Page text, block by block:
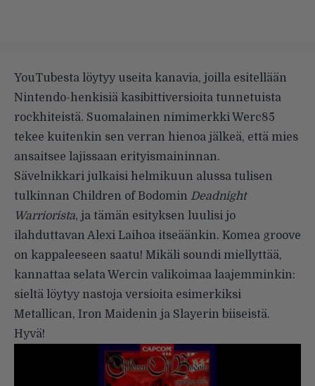
YouTubesta löytyy useita kanavia, joilla esitellään
Nintendo-henkisiä kasibittiversioita tunnetuista
rockhiteistä. Suomalainen nimimerkki Werc85
tekee kuitenkin sen verran hienoa jälkeä, että mies
ansaitsee lajissaan erityismaininnan.
Sävelnikkari julkaisi helmikuun alussa tulisen
tulkinnan Children of Bodomin Deadnight
Warriorista, ja tämän esityksen luulisi jo
ilahduttavan Alexi Laihoa itseäänkin. Komea groove
on kappaleeseen saatu! Mikäli soundi miellyttää,
kannattaa selata Wercin valikoimaa laajemminkin:
sieltä löytyy nastoja versioita esimerkiksi
Metallican, Iron Maidenin ja Slayerin biiseistä.
Hyvä!